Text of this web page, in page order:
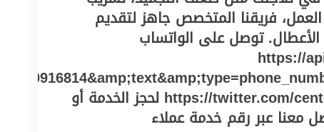
فريقنا المتخصص جاهز لتقديم
الأعطال. توصل على الواتساب
https://
و صفحة تويتر https://twitter.com/centeregy2021 لحجز الخدمة أو
معنا عبر رقم خدمة عملاء